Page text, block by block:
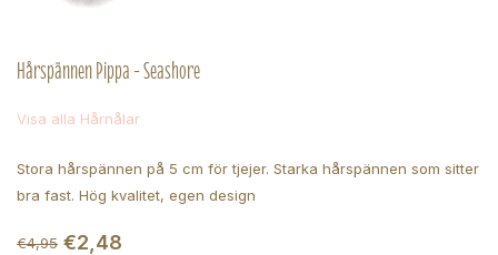
Hårspännen Pippa - Seashore
Visa alla Hårnålar
Stora hårspännen på 5 cm för tjejer. Starka hårspännen som sitter
bra fast. Hög kvalitet, egen design
€4,95 €2,48